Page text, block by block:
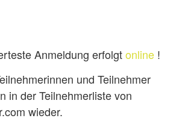
Anmeldung erfolgtonline !
und Teilnehmer
in der Teilnehmerliste von
wieder.